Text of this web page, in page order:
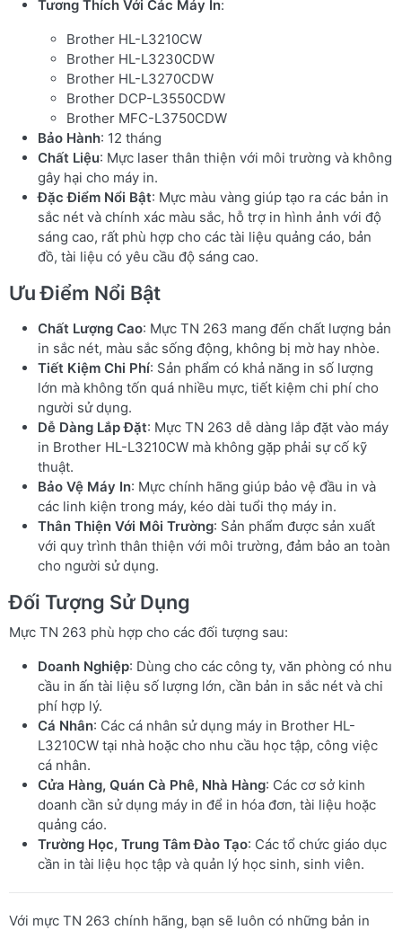
Tương Thích Với Các Máy In:
Brother HL-L3210CW
Brother HL-L3230CDW
Brother HL-L3270CDW
Brother DCP-L3550CDW
Brother MFC-L3750CDW
Bảo Hành: 12 tháng
Chất Liệu: Mực laser thân thiện với môi trường và không
gây hại cho máy in.
Đặc Điểm Nổi Bật: Mực màu vàng giúp tạo ra các bản in
sắc nét và chính xác màu sắc, hỗ trợ in hình ảnh với độ
sáng cao, rất phù hợp cho các tài liệu quảng cáo, bản
đồ, tài liệu có yêu cầu độ sáng cao.
Ưu Điểm Nổi Bật
Chất Lượng Cao: Mực TN 263 mang đến chất lượng bản
in sắc nét, màu sắc sống động, không bị mờ hay nhòe.
Tiết Kiệm Chi Phí: Sản phẩm có khả năng in số lượng
lớn mà không tốn quá nhiều mực, tiết kiệm chi phí cho
người sử dụng.
Dễ Dàng Lắp Đặt: Mực TN 263 dễ dàng lắp đặt vào máy
in Brother HL-L3210CW mà không gặp phải sự cố kỹ
thuật.
Bảo Vệ Máy In: Mực chính hãng giúp bảo vệ đầu in và
các linh kiện trong máy, kéo dài tuổi thọ máy in.
Thân Thiện Với Môi Trường: Sản phẩm được sản xuất
với quy trình thân thiện với môi trường, đảm bảo an toàn
cho người sử dụng.
Đối Tượng Sử Dụng
Mực TN 263 phù hợp cho các đối tượng sau:
Doanh Nghiệp: Dùng cho các công ty, văn phòng có nhu
cầu in ấn tài liệu số lượng lớn, cần bản in sắc nét và chi
phí hợp lý.
Cá Nhân: Các cá nhân sử dụng máy in Brother HL-
L3210CW tại nhà hoặc cho nhu cầu học tập, công việc
cá nhân.
Cửa Hàng, Quán Cà Phê, Nhà Hàng: Các cơ sở kinh
doanh cần sử dụng máy in để in hóa đơn, tài liệu hoặc
quảng cáo.
Trường Học, Trung Tâm Đào Tạo: Các tổ chức giáo dục
cần in tài liệu học tập và quản lý học sinh, sinh viên.
Với mực TN 263 chính hãng, bạn sẽ luôn có những bản in